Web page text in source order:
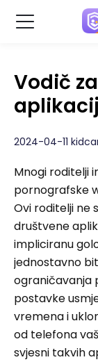
Vodič
2024-04-11
Mnogi roditelji
pornografske
Ovi roditelji ne
društvene
impliciranu
jednostavno
ograničavanja
postavke
vremena i
od telefona
svjesni takvih